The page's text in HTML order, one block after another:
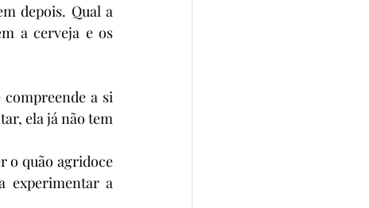
depois. Qual a
a cerveja e os
a si
ela já não tem
o quão agridoce
experimentar a